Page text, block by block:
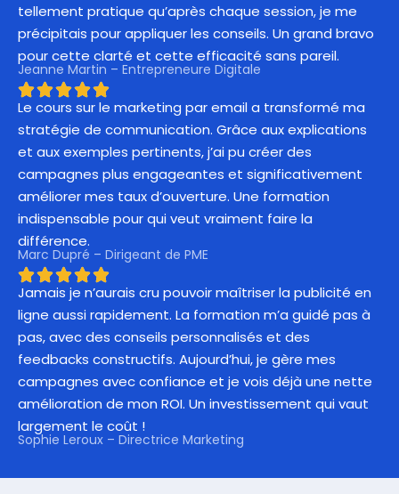
tellement pratique qu’après chaque session, je me
précipitais pour appliquer les conseils. Un grand bravo
pour cette clarté et cette efficacité sans pareil.
Jeanne Martin – Entrepreneure Digitale
Le cours sur le marketing par email a transformé ma
stratégie de communication. Grâce aux explications
et aux exemples pertinents, j’ai pu créer des
campagnes plus engageantes et significativement
améliorer mes taux d’ouverture. Une formation
indispensable pour qui veut vraiment faire la
différence.
Marc Dupré – Dirigeant de PME
Jamais je n’aurais cru pouvoir maîtriser la publicité en
ligne aussi rapidement. La formation m’a guidé pas à
pas, avec des conseils personnalisés et des
feedbacks constructifs. Aujourd’hui, je gère mes
campagnes avec confiance et je vois déjà une nette
amélioration de mon ROI. Un investissement qui vaut
largement le coût !
Sophie Leroux – Directrice Marketing